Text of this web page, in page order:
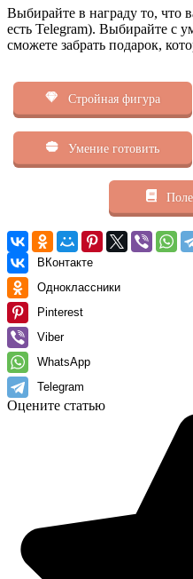
Выбирайте в награду то, что
есть Telegram). Выбирайте с
сможете забрать подарок,
Стройная фигура
Умение готовить
ВКонтакте
Одноклассники
Pinterest
Viber
WhatsApp
Telegram
Оцените статью